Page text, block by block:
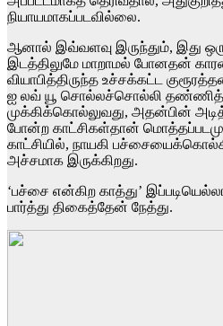
நியாயமாகப்படவில்லை.
ஆனால் இவ்வளவு இருந்தும், இது
இடத்திலுமே மாறாமல் போனதன்
வியாபித்திருந்த உச்சக்கட்ட
ஐ லவ் யூ சொல்லச்சொல்லி
முக்கிக்கொல்லுவது, அதன்பின்
போன்ற காட்சிகள்தான்
காட்சியில், நாயகி
அச்சமாக இருக்கிறது.
‘பச்சை என்கிற காத்து’
பார்த்து திகைத்தேன் நேத்து.